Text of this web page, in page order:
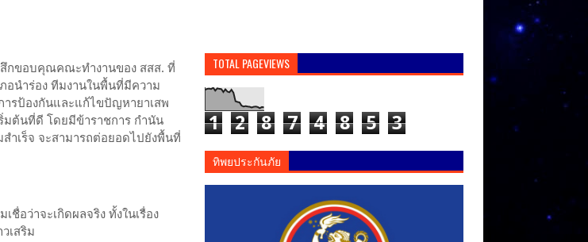
สึกขอบคุณคณะทำงานของ สสส. ที่
อนำร่อง ทีมงานในพื้นที่มีความ
ารป้องกันและแก้ไขปัญหายาเสพ
มต้นที่ดี โดยมีข้าราชการ กำนัน
ำเร็จ จะสามารถต่อยอดไปยังพื้นที่
อว่าจะเกิดผลจริง ทั้งในเรื่อง
เสริม
TOTAL PAGEVIEWS
1 2 8 7 4 8 5 3
ทิพยประกันภัย